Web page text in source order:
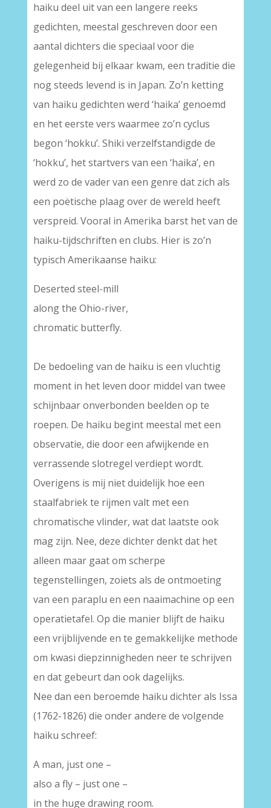
haiku deel uit van een langere reeks
gedichten, meestal geschreven door een
aantal dichters die speciaal voor die
gelegenheid bij elkaar kwam, een traditie die
nog steeds levend is in Japan. Zo’n ketting
van haiku gedichten werd ‘haika’ genoemd
en het eerste vers waarmee zo’n cyclus
begon ‘hokku’. Shiki verzelfstandigde de
‘hokku’, het startvers van een ‘haika’, en
werd zo de vader van een genre dat zich als
een poëtische plaag over de wereld heeft
verspreid. Vooral in Amerika barst het van de
haiku-tijdschriften en clubs. Hier is zo’n
typisch Amerikaanse haiku:
Deserted steel-mill
along the Ohio-river,
chromatic butterfly.
De bedoeling van de haiku is een vluchtig
moment in het leven door middel van twee
schijnbaar onverbonden beelden op te
roepen. De haiku begint meestal met een
observatie, die door een afwijkende en
verrassende slotregel verdiept wordt.
Overigens is mij niet duidelijk hoe een
staalfabriek te rijmen valt met een
chromatische vlinder, wat dat laatste ook
mag zijn. Nee, deze dichter denkt dat het
alleen maar gaat om scherpe
tegenstellingen, zoiets als de ontmoeting
van een paraplu en een naaimachine op een
operatietafel. Op die manier blijft de haiku
een vrijblijvende en te gemakkelijke methode
om kwasi diepzinnigheden neer te schrijven
en dat gebeurt dan ook dagelijks.
Nee dan een beroemde haiku dichter als Issa
(1762-1826) die onder andere de volgende
haiku schreef:
A man, just one –
also a fly – just one –
in the huge drawing room.